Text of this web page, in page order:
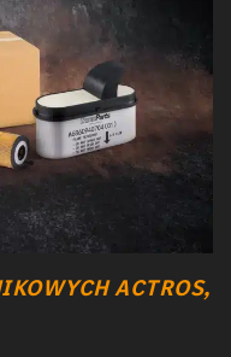
ACTROS,